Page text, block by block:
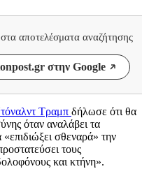
αποτελέσματα αναζήτησης
στην Google
Τραμπ δήλωσε ότι θα
όταν αναλάβει τα
σθεναρά» την
τους
και κτήνη».